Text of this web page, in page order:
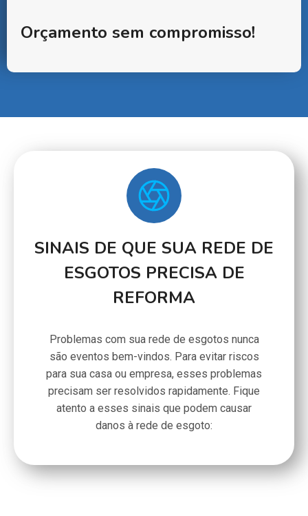
Orçamento sem compromisso!
SINAIS DE QUE SUA REDE DE
ESGOTOS PRECISA DE
REFORMA
Problemas com sua rede de esgotos nunca
são eventos bem-vindos. Para evitar riscos
para sua casa ou empresa, esses problemas
precisam ser resolvidos rapidamente. Fique
atento a esses sinais que podem causar
danos à rede de esgoto: